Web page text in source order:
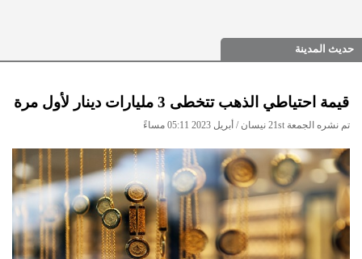
حديث المدينة
قيمة احتياطي الذهب تتخطى 3 مليارات دينار لأول مرة
تم نشره الجمعة 21st نيسان / أبريل 2023 05:11 مساءً